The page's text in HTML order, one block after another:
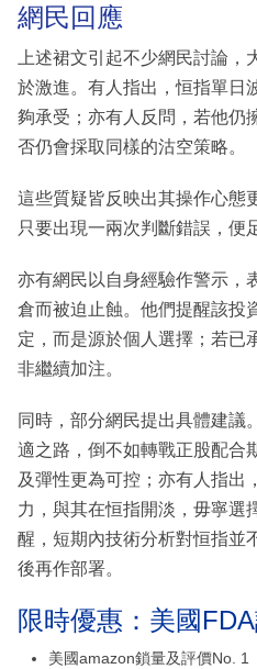
網民回應
上述裙文引起不少網民討論
於激進。有人指出，恒指單日
夠承受；亦有人反問，若他仍
否仍會採取同樣的沽空策略。
這些質疑皆反映出其操作心態
只要出現一兩次判斷錯誤，便
亦有網民以自身經驗作警示，
倉而被迫止蝕。他們提醒該投
定，而是源於個人選擇；若已
非繼續加注。
同時，部分網民提出具體建議
適之路，倒不如轉戰正股配合
及彈性更為可控；亦有人指出
力，與其在恒指開淡，毋寧選
醒，短期內技術分析對恒指並
後再作部署。
限時優惠：美國
美國amazon鎖量及評價No. 1